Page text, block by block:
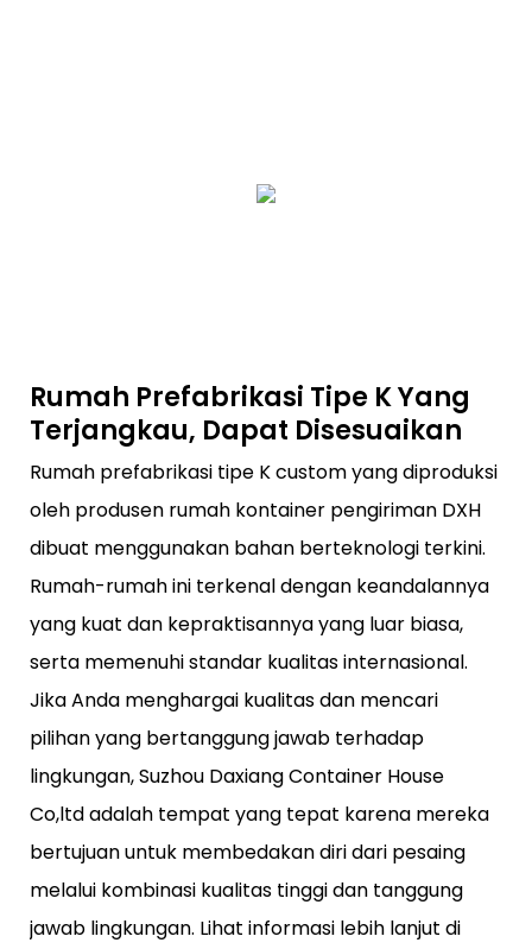
Rumah Prefabrikasi Tipe K Yang
Terjangkau, Dapat Disesuaikan
Rumah prefabrikasi tipe K custom yang diproduksi
oleh produsen rumah kontainer pengiriman DXH
dibuat menggunakan bahan berteknologi terkini.
Rumah-rumah ini terkenal dengan keandalannya
yang kuat dan kepraktisannya yang luar biasa,
serta memenuhi standar kualitas internasional.
Jika Anda menghargai kualitas dan mencari
pilihan yang bertanggung jawab terhadap
lingkungan, Suzhou Daxiang Container House
Co,ltd adalah tempat yang tepat karena mereka
bertujuan untuk membedakan diri dari pesaing
melalui kombinasi kualitas tinggi dan tanggung
jawab lingkungan. Lihat informasi lebih lanjut di